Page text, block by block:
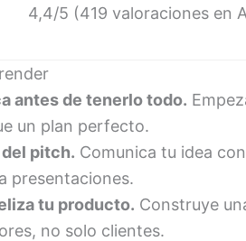
4,4/5 (419 valoraciones en
antes de tenerlo todo.
un plan perfecto.
del pitch. Comunica tu idea
presentaciones.
tu producto. Construye
no solo clientes.